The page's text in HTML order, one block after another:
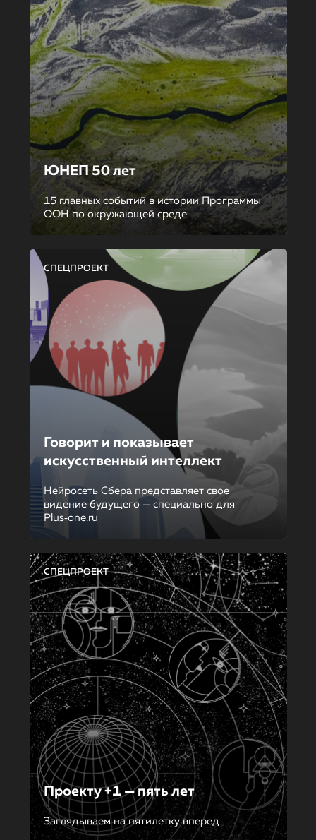
ЮНЕП 50 лет
15 главных событий в истории Программы
ООН по окружающей среде
СПЕЦПРОЕКТ
Говорит и показывает
искусственный интеллект
Нейросеть Сбера представляет свое
видение будущего — специально для
Plus‑one.ru
СПЕЦПРОЕКТ
Проекту +1 — пять лет
Заглядываем на пятилетку вперед